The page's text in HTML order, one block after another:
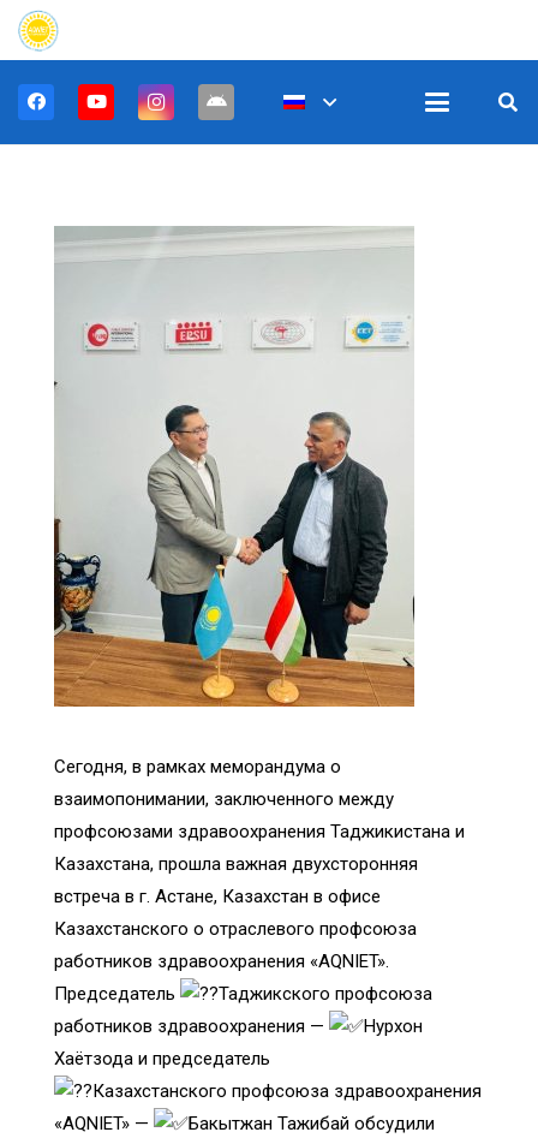
Сегодня, в рамках меморандума о
взаимопонимании, заключенного между
профсоюзами здравоохранения Таджикистана и
Казахстана, прошла важная двухсторонняя
встреча в г. Астане, Казахстан в офисе
Казахстанского о отраслевого профсоюза
работников здравоохранения «AQNIET».
Председатель
Таджикского профсоюза
работников здравоохранения —
Нурхон
Хаётзода и председатель
Казахстанского профсоюза здравоохранения
«AQNIET» —
Бакытжан Тажибай обсудили